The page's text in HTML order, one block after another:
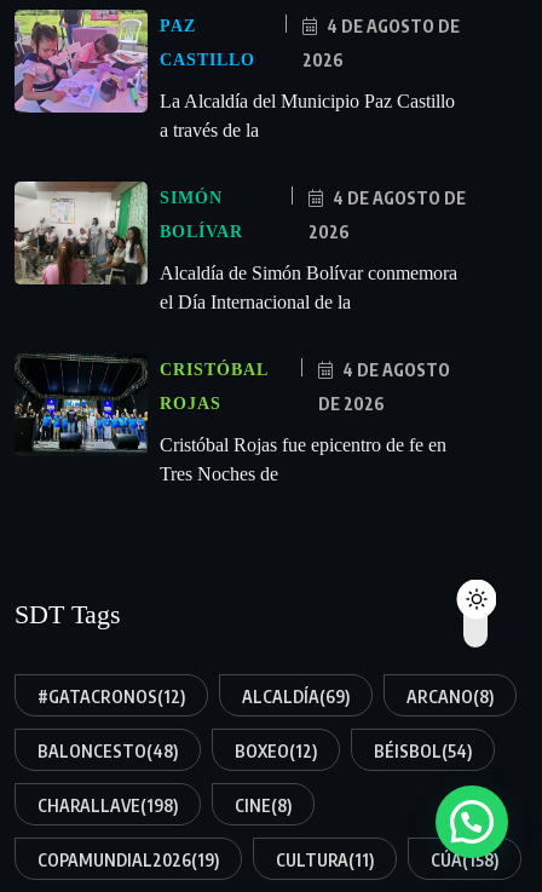
PAZ
CASTILLO
4 DE AGOSTO DE
2026
La Alcaldía del Municipio Paz Castillo
a través de la
SIMÓN
BOLÍVAR
4 DE AGOSTO DE
2026
Alcaldía de Simón Bolívar conmemora
el Día Internacional de la
CRISTÓBAL
ROJAS
4 DE AGOSTO
DE 2026
Cristóbal Rojas fue epicentro de fe en
Tres Noches de
SDT Tags
#GATACRONOS(12) ALCALDÍA(69) ARCANO(8)
BALONCESTO(48) BOXEO(12) BÉISBOL(54)
CHARALLAVE(198) CINE(8)
COPAMUNDIAL2026(19) CULTURA(11) CÚA(158)